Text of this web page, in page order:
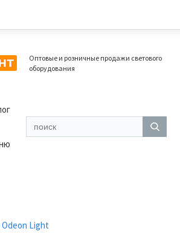
Оптовые и розничные продажи светового
оборудования
Light